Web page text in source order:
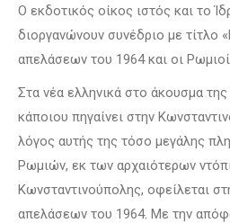
Ο εκδοτικός οίκος ιστός και το
διοργανώνουν συνέδριο με τίτλο
απελάσεων του 1964 και οι
Στα νέα ελληνικά στο άκουσμα
κάποιου πηγαίνει στην
λόγος αυτής της τόσο μεγάλης
Ρωμιών, εκ των αρχαιότερων
Κωνσταντινούπολης, οφείλεται
απελάσεων του 1964. Με την